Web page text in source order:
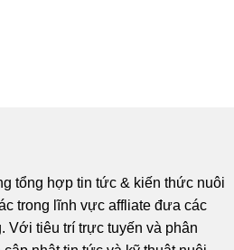
tổng hợp tin tức & kiến thức nuôi
trong lĩnh vực affliate đưa các
Với tiêu trí trực tuyến và phân